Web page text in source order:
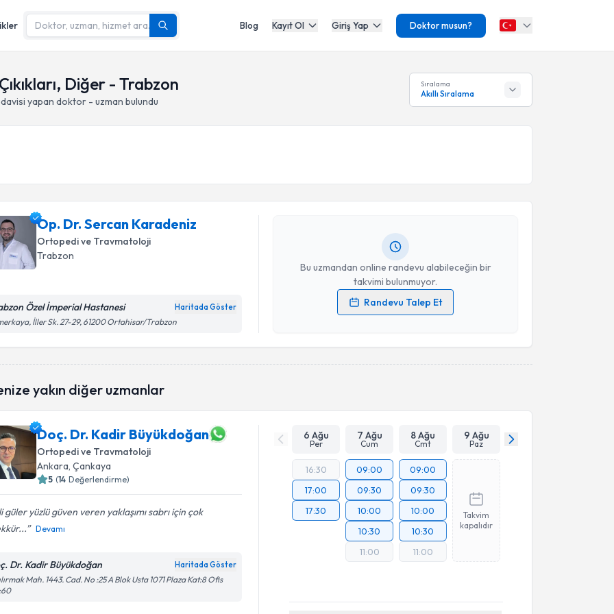
Blog Kayıt Ol Giriş Yap Doktor musun?
Diğer - Trabzon
yapan doktor - uzman bulundu
Sıralama
Akıllı Sıralama
Op. Dr. Sercan Karadeniz
Ortopedi ve Travmatoloji
Trabzon
Özel İmperial Hastanesi Haritada Göster
İller Sk. 27-29, 61200 Ortahisar/Trabzon
Bu uzmandan online randevu alabileceğin bir
takvimi bulunmuyor.
Randevu Talep Et
Kişisel verilerimin işlenmesine ilişkinAydınlatma Metni
işlenmesini kabul ediyorum.
yakın diğer uzmanlar
Doç. Dr. Kadir Büyükdoğan
Ortopedi ve Travmatoloji
Ankara, Çankaya
5 (14 Değerlendirme)
güler yüzlü güven veren yaklaşımı sabrı için çok
Devamı
Dr. Kadir Büyükdoğan Haritada Göster
Mah. 1443. Cad. No :25 A Blok Usta 1071 Plaza Kat:8 Ofis
6 Ağu
Per
7 Ağu
Cum
8 Ağu
Cmt
9 Ağu
Paz
16:30
17:00
17:30
09:00
09:30
10:00
10:30
11:00
09:00
09:30
10:00
10:30
11:00
Takvim
kapalıdır